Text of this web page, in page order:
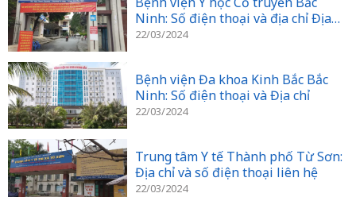
Ninh: Số điện thoại và địa chỉ Địa
chỉ
22/03/2024
Bệnh viện Đa khoa Kinh Bắc Bắc
Ninh: Số điện thoại và Địa chỉ
22/03/2024
Trung tâm Y tế Thành phố Từ Sơn:
Địa chỉ và số điện thoại liên hệ
22/03/2024